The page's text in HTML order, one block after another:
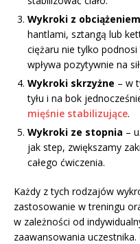
Wykroki z obciążeniem
hantlami, sztangą lub
ciężaru nie tylko
wpływa pozytywnie na
Wykroki skrzyżne – w
tyłu i na bok
mięśnie stabilizujące.
Wykroki ze stopnia –
jak step, zwiększamy
całego ćwiczenia.
Każdy z tych rodzajów
zastosowanie w treningu
w zależności od
zaawansowania uczestnika.